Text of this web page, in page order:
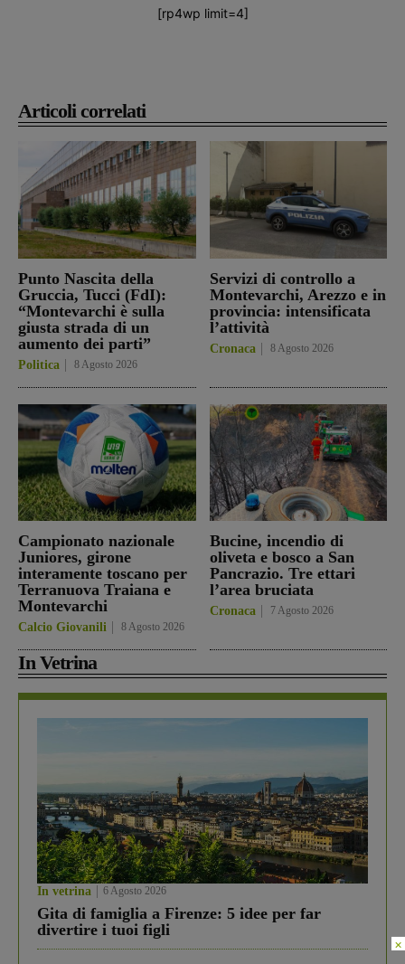
Articoli correlati
Punto Nascita della
Gruccia, Tucci (FdI):
“Montevarchi è sulla
giusta strada di un
aumento dei parti”
Politica 8 Agosto 2026
Servizi di controllo a
Montevarchi, Arezzo e in
provincia: intensificata
l’attività
Cronaca 8 Agosto 2026
Campionato nazionale
Juniores, girone
interamente toscano per
Terranuova Traiana e
Montevarchi
Calcio Giovanili 8 Agosto 2026
Bucine, incendio di
oliveta e bosco a San
Pancrazio. Tre ettari
l’area bruciata
Cronaca 7 Agosto 2026
In Vetrina
In vetrina 6 Agosto 2026
Gita di famiglia a Firenze: 5 idee per far
divertire i tuoi figli
[rp4wp limit=4]
×